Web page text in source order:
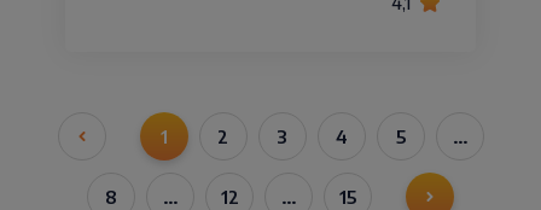
1 2 3 4 5 …
8 … 12 … 15